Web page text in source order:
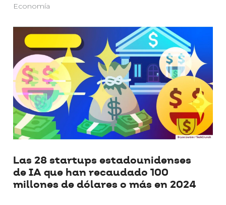
Economía
Las 28 startups estadounidenses
de IA que han recaudado 100
millones de dólares o más en 2024